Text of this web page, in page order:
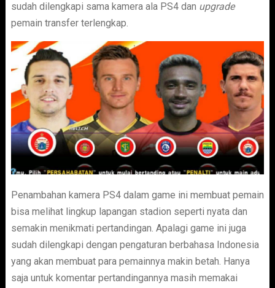
sudah dilengkapi sama kamera ala PS4 dan upgrade
pemain transfer terlengkap.
Penambahan kamera PS4 dalam game ini membuat pemain
bisa melihat lingkup lapangan stadion seperti nyata dan
semakin menikmati pertandingan. Apalagi game ini juga
sudah dilengkapi dengan pengaturan berbahasa Indonesia
yang akan membuat para pemainnya makin betah. Hanya
saja untuk komentar pertandingannya masih memakai